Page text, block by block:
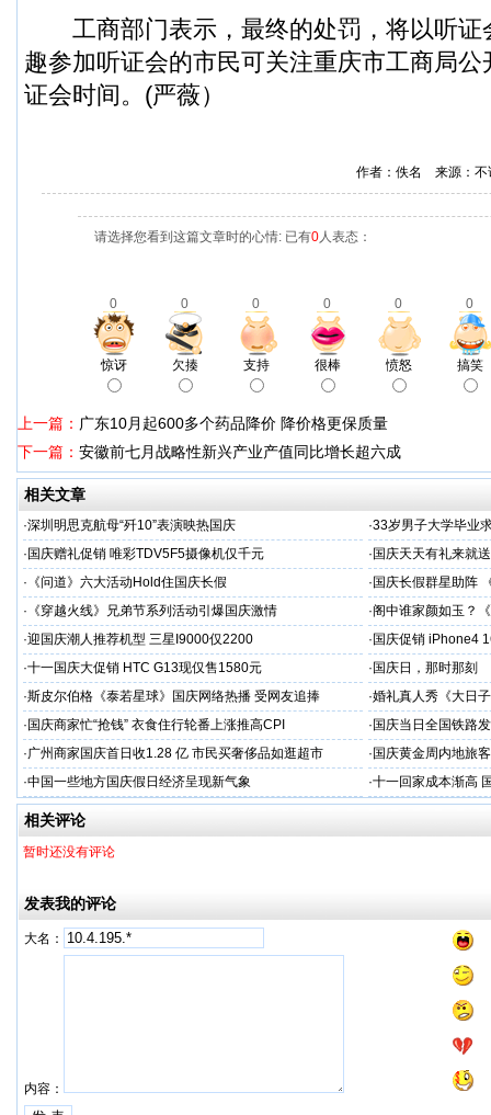
工商部门表示，最终的处罚，将以听证
趣参加听证会的市民可关注重庆市工商局
证会时间。(严薇）
作者：佚名 来源：
请选择您看到这篇文章时的心情: 已有0人表态：
0 0 0 0 0 0
惊讶 欠揍 支持 很棒 愤怒 搞笑
上一篇： 广东10月起600多个药品降价 降价格更保质量
下一篇： 安徽前七月战略性新兴产业产值同比增长超六成
相关文章
·深圳明思克航母“歼10”表演映热国庆 ·33岁男子大学毕业
· 国庆赠礼促销 唯彩TDV5F5摄像机仅千元 · 国庆天天有礼来就
· 《问道》六大活动Hold住国庆长假 · 国庆长假群星助阵
· 《穿越火线》兄弟节系列活动引爆国庆激情 ·阁中谁家颜如玉？
·迎国庆潮人推荐机型 三星I9000仅2200 · 国庆促销 iPhone4
·十一国庆大促销 HTC G13现仅售1580元 · 国庆日，那时那刻
·斯皮尔伯格《泰若星球》国庆网络热播 受网友追捧 ·婚礼真人秀《大日
· 国庆商家忙“抢钱” 衣食住行轮番上涨推高CPI · 国庆当日全国铁路
·广州商家国庆首日收1.28 亿 市民买奢侈品如逛超市 · 国庆黄金周内地旅
·中国一些地方国庆假日经济呈现新气象 ·十一回家成本渐高
相关评论
暂时还没有评论
发表我的评论
大名：
内容：